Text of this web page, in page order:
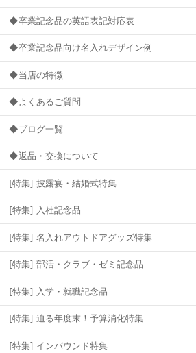
◆卒業記念品の英語表記対応表
◆卒業記念品向け名入れデザイン例
◆当店の特徴
◆よくあるご質問
◆ブログ一覧
◆返品・交換について
[特集] 披露宴・結婚式特集
[特集] 入社記念品
[特集] 名入れアウトドアグッズ特集
[特集] 部活・クラブ・ゼミ記念品
[特集] 入学・就職記念品
[特集] 迫る年度末！予算消化特集
[特集] インバウンド特集